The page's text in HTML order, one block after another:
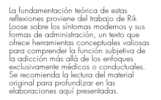
La fundamentación teórica de estas
reflexiones proviene del trabajo de Rik
Loose sobre los síntomas modernos y sus
formas de administración, un texto que
ofrece herramientas conceptuales valiosas
para comprender la función subjetiva de
la adicción más allá de los enfoques
exclusivamente médicos o conductuales.
Se recomienda la lectura del material
original para profundizar en las
elaboraciones aquí presentadas.